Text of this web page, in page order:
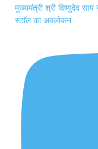
मुख्यमंत्री श्री विष्णुदेव
स्टाॅल का अवलोकन